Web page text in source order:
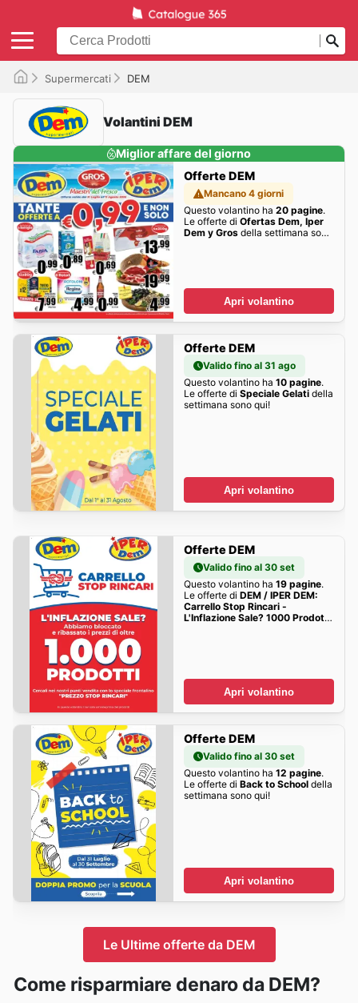
Supermercati DEM
Volantini DEM
Miglior affare del giorno
Offerte DEM
Mancano 4 giorni
Questo volantino ha 20 pagine.
Le offerte di Ofertas Dem, Iper
Dem y Grosdella settimana sono
Apri volantino
Offerte DEM
Valido fino al 31 ago
Questo volantino ha 10 pagine.
Le offerte di Speciale Gelatidella
settimana sono qui!
Apri volantino
Offerte DEM
Valido fino al 30 set
Questo volantino ha 19 pagine.
Le offerte di DEM / IPER DEM:
Carrello Stop Rincari -
L'Inflazione Sale? 1000 Prodotti
Apri volantino
Offerte DEM
Valido fino al 30 set
Questo volantino ha 12 pagine.
Le offerte di Back to Schooldella
settimana sono qui!
Apri volantino
Le Ultime offerte da DEM
Come risparmiare denaro da DEM?